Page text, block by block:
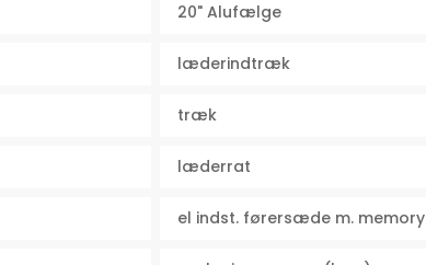
20" Alufælge
læderindtræk
træk
læderrat
el indst. førersæde m. memory